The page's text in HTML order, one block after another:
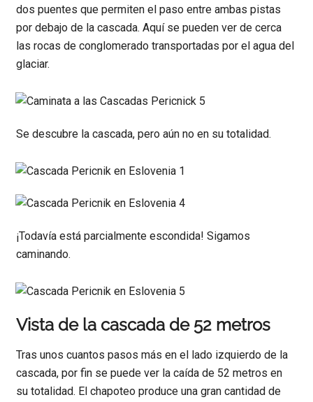
dos puentes que permiten el paso entre ambas pistas
por debajo de la cascada. Aquí se pueden ver de cerca
las rocas de conglomerado transportadas por el agua del
glaciar.
Se descubre la cascada, pero aún no en su totalidad.
¡Todavía está parcialmente escondida! Sigamos
caminando.
Vista de la cascada de 52 metros
Tras unos cuantos pasos más en el lado izquierdo de la
cascada, por fin se puede ver la caída de 52 metros en
su totalidad. El chapoteo produce una gran cantidad de